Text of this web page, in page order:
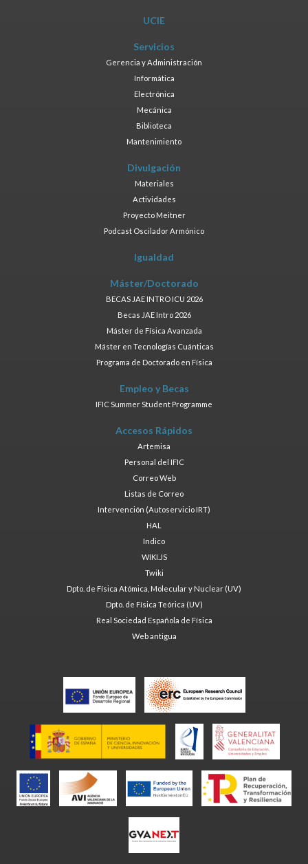
UCIE
Servicios
Gerencia y Administración
Informática
Electrónica
Mecánica
Biblioteca
Mantenimiento
Divulgación
Materiales
Actividades
Proyecto Meitner
Podcast Oscilador Armónico
Igualdad
Máster/Doctorado
BECAS JAE INTRO ICU 2026
Becas JAE Intro 2026
Máster de Física Avanzada
Máster en Tecnologías Cuánticas
Programa de Doctorado en Física
Empleo y Becas
IFIC Summer Student Programme
Accesos Rápidos
Artemisa
Personal del IFIC
Correo Web
Listas de Correo
Intervención (Autoservicio IRT)
HAL
Indico
WIKI.JS
Twiki
Dpto. de Física Atómica, Molecular y Nuclear (UV)
Dpto. de Física Teórica (UV)
Real Sociedad Española de Física
Web antigua